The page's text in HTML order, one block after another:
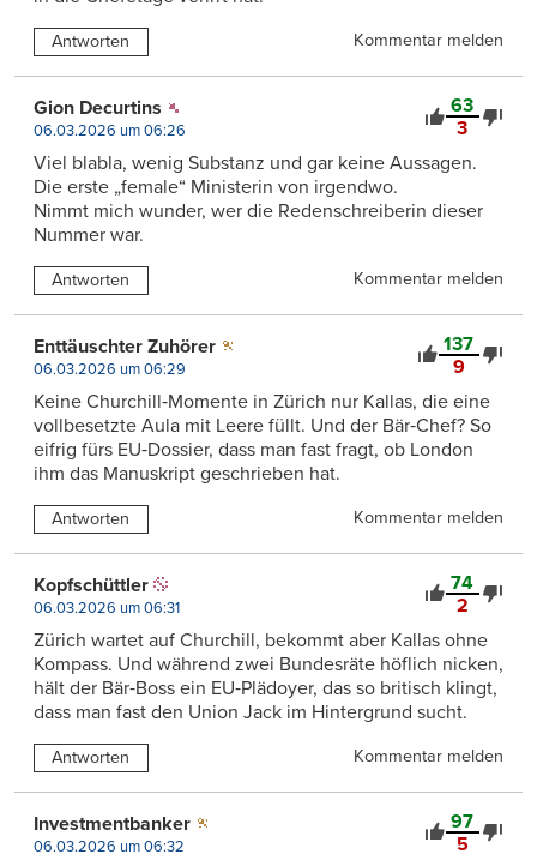
Antworten Kommentar melden
63
3
Gion Decurtins
06.03.2026 um 06:26
Viel blabla, wenig Substanz und gar keine Aussagen.
Die erste „female“ Ministerin von irgendwo.
Nimmt mich wunder, wer die Redenschreiberin dieser
Nummer war.
Antworten Kommentar melden
137
9
Enttäuschter Zuhörer
06.03.2026 um 06:29
Keine Churchill‑Momente in Zürich nur Kallas, die eine
vollbesetzte Aula mit Leere füllt. Und der Bär‑Chef? So
eifrig fürs EU‑Dossier, dass man fast fragt, ob London
ihm das Manuskript geschrieben hat.
Antworten Kommentar melden
74
2
Kopfschüttler
06.03.2026 um 06:31
Zürich wartet auf Churchill, bekommt aber Kallas ohne
Kompass. Und während zwei Bundesräte höflich nicken,
hält der Bär‑Boss ein EU‑Plädoyer, das so britisch klingt,
dass man fast den Union Jack im Hintergrund sucht.
Antworten Kommentar melden
97
5
Investmentbanker
06.03.2026 um 06:32